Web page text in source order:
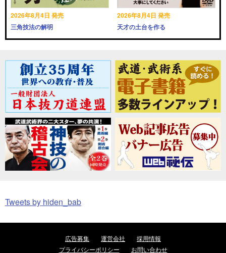
2026年8月4日 発売
三角技法の解明
2026年8月4日 発売
天才の土台を作る
Tweets by hiden_bab
広告募集 運営会社
採用情報
プライバシーポリシー
お問い合わせ